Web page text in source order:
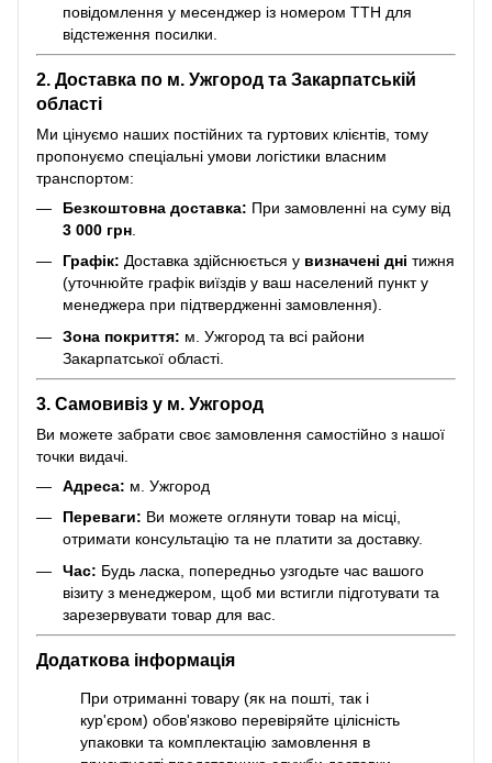
повідомлення у месенджер із номером ТТН для
відстеження посилки.
2. Доставка по м. Ужгород та Закарпатській
області
Ми цінуємо наших постійних та гуртових клієнтів, тому
пропонуємо спеціальні умови логістики власним
транспортом:
Безкоштовна доставка: При замовленні на суму від
3 000 грн
Графік: Доставка здійснюється у визначені дні тижня
(уточнюйте графік виїздів у ваш населений пункт у
менеджера при підтвердженні замовлення).
Зона покриття: м. Ужгород та всі райони
Закарпатської області.
3. Самовивіз у м. Ужгород
Ви можете забрати своє замовлення самостійно з нашої
точки видачі.
Адреса: м. Ужгород
Переваги: Ви можете оглянути товар на місці,
отримати консультацію та не платити за доставку.
Час: Будь ласка, попередньо узгодьте час вашого
візиту з менеджером, щоб ми встигли підготувати та
зарезервувати товар для вас.
Додаткова інформація
При отриманні товару (як на пошті, так і
кур'єром) обов'язково перевіряйте цілісність
упаковки та комплектацію замовлення в